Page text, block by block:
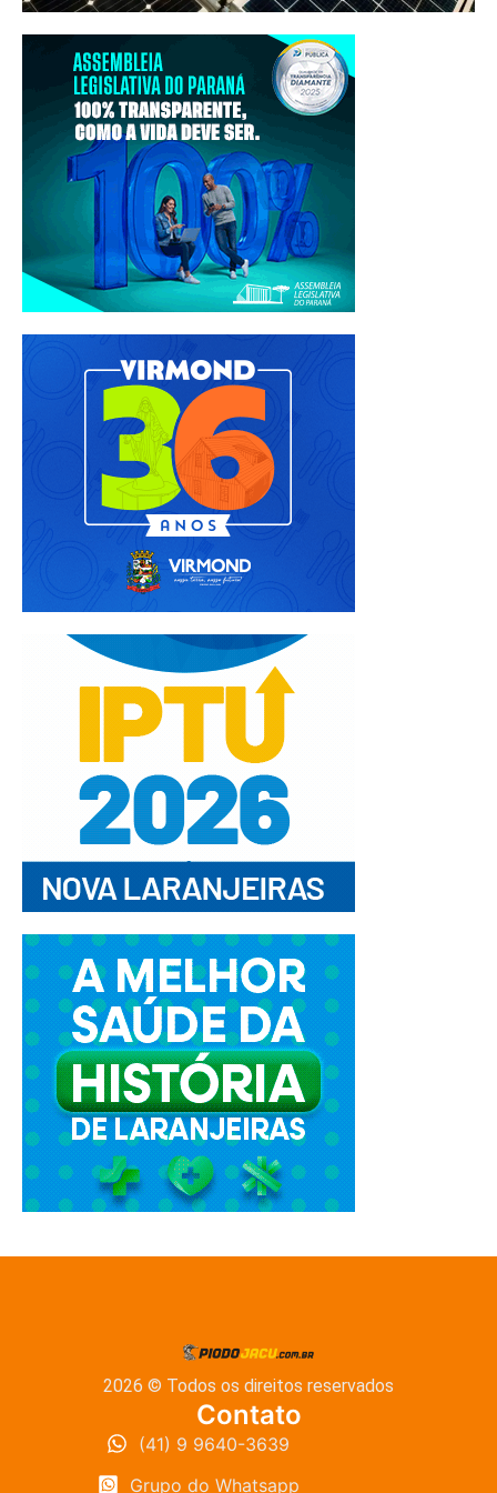
2026 © Todos os direitos reservados
Contato
(41) 9 9640-3639
Grupo do Whatsapp